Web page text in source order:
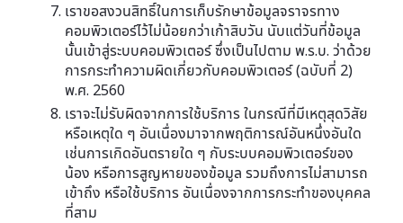
เราขอสงวนสิทธิ์ในการเก็บรักษาข้อมูลจราจรทาง
คอมพิวเตอร์ไว้ไม่น้อยกว่าเก้าสิบวัน นับแต่วันที่ข้อมูล
นั้นเข้าสู่ระบบคอมพิวเตอร์ ซึ่งเป็นไปตาม พ.ร.บ. ว่าด้วย
การกระทำความผิดเกี่ยวกับคอมพิวเตอร์ (ฉบับที่ 2)
พ.ศ. 2560
เราจะไม่รับผิดจากการใช้บริการ ในกรณีที่มีเหตุสุดวิสัย
หรือเหตุใด ๆ อันเนื่องมาจากพฤติการณ์อันหนึ่งอันใด
เช่นการเกิดอันตรายใด ๆ กับระบบคอมพิวเตอร์ของ
น้อง หรือการสูญหายของข้อมูล รวมถึงการไม่สามารถ
เข้าถึง หรือใช้บริการ อันเนื่องจากการกระทำของบุคคล
ที่สาม